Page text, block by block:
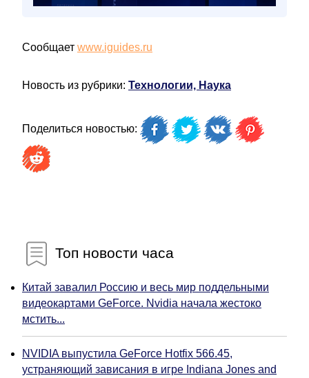
Сообщает www.iguides.ru
Новость из рубрики: Технологии, Наука
Поделиться новостью:
Топ новости часа
Китай завалил Россию и весь мир поддельными
видеокартами GeForce. Nvidia начала жестоко
мстить...
NVIDIA выпустила GeForce Hotfix 566.45,
устраняющий зависания в игре Indiana Jones and